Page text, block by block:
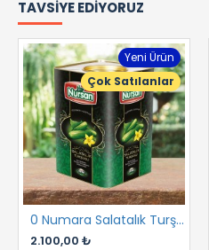
TAVSIYE EDIYORUZ
Yeni Ürün
Çok Satılanlar
0 Numara Salatalık Turşusu 17 kg
2.100,00 ₺